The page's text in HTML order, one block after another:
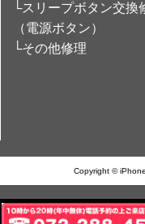
└スリープボタン交換
（電源ボタン）
└その他修理
Copyright ©